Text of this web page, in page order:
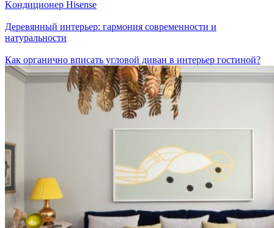
Kондиционер Hisense
Деревянный интерьер: гармония современности и
натуральности
Как органично вписать угловой диван в интерьер гостиной?